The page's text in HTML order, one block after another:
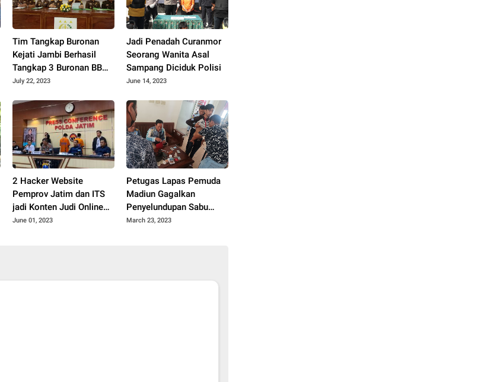
Tim Tangkap Buronan
Kejati Jambi Berhasil
Tangkap 3 Buronan BB
Semester 1 Tahun 2023
July 22, 2023
Jadi Penadah Curanmor
Seorang Wanita Asal
Sampang Diciduk Polisi
June 14, 2023
2 Hacker Website
Pemprov Jatim dan ITS
jadi Konten Judi Online
Ditangkap
June 01, 2023
Petugas Lapas Pemuda
Madiun Gagalkan
Penyelundupan Sabu
10,94 Gram Dalam Sikat
March 23, 2023